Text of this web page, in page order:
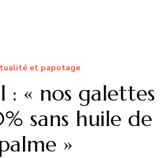
et papotage
: « nos galettes
sans huile de
»